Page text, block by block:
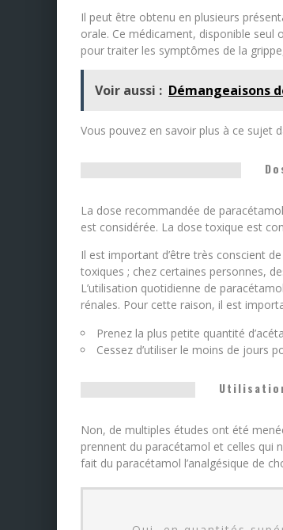
Il peut être obtenu en plusieurs
orale. Ce médicament, disponible seul
pour traiter les symptômes de la
Voir aussi : Démangeaisons
Vous pouvez en savoir plus à ce sujet
La dose recommandée de
est considérée. La dose toxique est
Il est important d’être très conscient
toxiques ; chez certaines personnes,
L’utilisation quotidienne de
rénales. Pour cette raison, il est
Prenez la plus petite quantité
Cessez d’utiliser le moins de jours
Non, de multiples études ont été
prennent du paracétamol et celles qui
fait du paracétamol l’analgésique de